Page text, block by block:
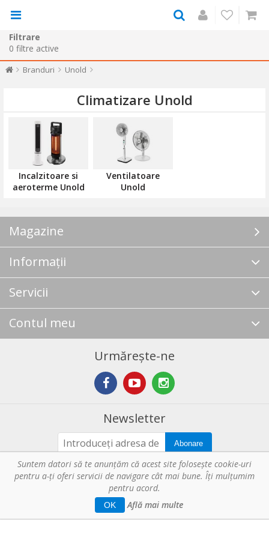
Filtrare
0 filtre active
Branduri Unold
Climatizare Unold
Incalzitoare si
aeroterme Unold
Ventilatoare
Unold
Magazine
Informații
Servicii
Contul meu
Urmărește-ne
Newsletter
Abonare
Copyright © 2026 Horeca - Pentru profesionistii din bucatarie. Toate
drepturile rezervate.
Web Solution byTronn Software
Suntem datori să te anunţăm că acest site foloseşte cookie-uri
pentru a-ți oferi servicii de navigare cât mai bune. Îţi mulțumim
pentru acord.
OK Află mai multe